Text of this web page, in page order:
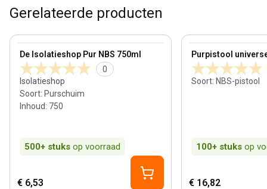
Gerelateerde producten
De Isolatieshop Pur NBS 750ml
0
Isolatieshop
Soort: Purschuim
Inhoud: 750
500+ stuks op voorraad
View product
€ 6,53
Purpistool
Soort: NBS-pistool
100+ stuks op
View product
€ 16,82